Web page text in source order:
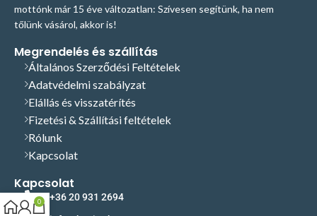
mottónk már 15 éve változatlan: Szívesen segítünk, ha nem
tőlünk vásárol, akkor is!
Megrendelés és szállítás
Általános Szerződési Feltételek
Adatvédelmi szabályzat
Elállás és visszatérítés
Fizetési & Szállítási feltételek
Rólunk
Kapcsolat
Kapcsolat
+36 20 931 2694
0